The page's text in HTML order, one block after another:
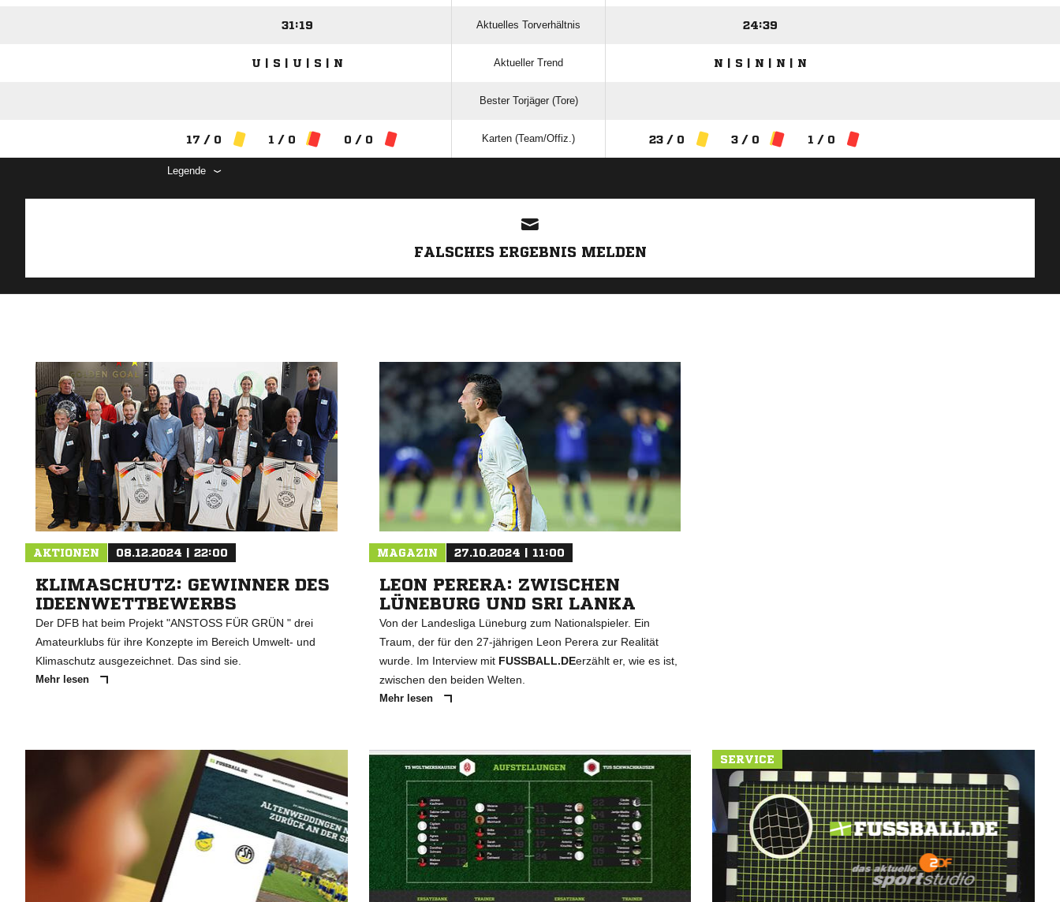
31:19 Aktuelles Torverhältnis 24:39
U | S | U | S | N Aktueller Trend N | S | N | N | N
Bester Torjäger (Tore)
17 / 0 1 / 0 0 / 0 Karten (Team/Offiz.) 23 / 0 3 / 0 1 / 0
Legende
FALSCHES ERGEBNIS MELDEN
AKTIONEN 08.12.2024 | 22:00
KLIMASCHUTZ: GEWINNER DES
IDEENWETTBEWERBS
Der DFB hat beim Projekt "ANSTOSS FÜR GRÜN " drei
Amateurklubs für ihre Konzepte im Bereich Umwelt- und
Klimaschutz ausgezeichnet. Das sind sie.
Mehr lesen
MAGAZIN 27.10.2024 | 11:00
LEON PERERA: ZWISCHEN
LÜNEBURG UND SRI LANKA
Von der Landesliga Lüneburg zum Nationalspieler. Ein
Traum, der für den 27-jährigen Leon Perera zur Realität
wurde. Im Interview mit FUSSBALL.DEerzählt er, wie es ist,
zwischen den beiden Welten.
Mehr lesen
SERVICE